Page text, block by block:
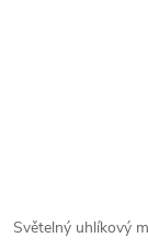
Světelný uhlíkový